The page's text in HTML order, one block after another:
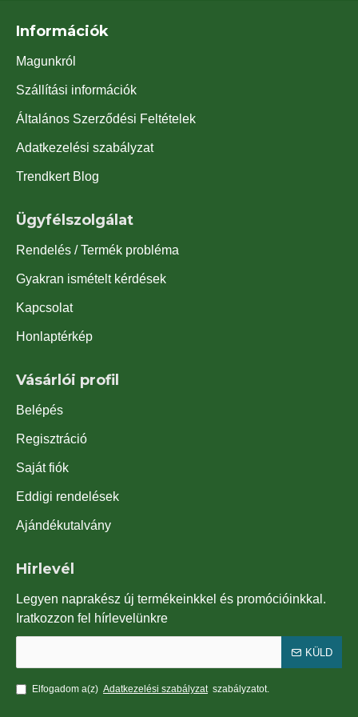
Információk
Magunkról
Szállítási információk
Általános Szerződési Feltételek
Adatkezelési szabályzat
Trendkert Blog
Ügyfélszolgálat
Rendelés / Termék probléma
Gyakran ismételt kérdések
Kapcsolat
Honlaptérkép
Vásárlói profil
Belépés
Regisztráció
Saját fiók
Eddigi rendelések
Ajándékutalvány
Hirlevél
Legyen naprakész új termékeinkkel és promócióinkkal.
Iratkozzon fel hírlevelünkre
KÜLD
Elfogadom a(z) Adatkezelési szabályzat szabályzatot.